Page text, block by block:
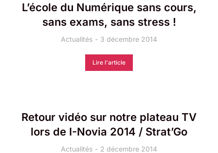
L’école du Numérique sans cours,
sans exams, sans stress !
Actualités 3 décembre 2014
Lire l'article
Retour vidéo sur notre plateau TV
lors de I-Novia 2014 / Strat’Go
Actualités 2 décembre 2014